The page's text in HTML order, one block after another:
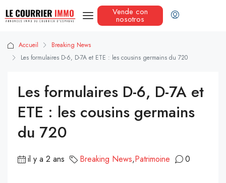
Vende con
nosotros
Accueil
Breaking News
Les formulaires D-6, D-7A et ETE : les cousins germains du 720
Les formulaires D-6, D-7A et
ETE : les cousins germains
du 720
il y a 2 ans Breaking News,Patrimoine 0